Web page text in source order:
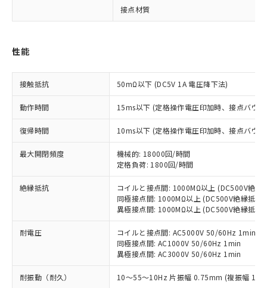
接点材質
性能
接触抵抗 50mΩ以下 (DC5V 1A 電圧降下法)
動作時間 15ms以下 (定格操作電圧印加時、接点バウ
復帰時間 10ms以下 (定格操作電圧印加時、接点バウ
最大開閉頻度
機械的: 18000回/時間
定格負荷: 1800回/時間
絶縁抵抗
コイルと接点間: 1000MΩ以上 (DC500V絶縁
同極接点間: 1000MΩ以上 (DC500V絶縁抵抗
異極接点間: 1000MΩ以上 (DC500V絶縁抵抗
耐電圧
コイルと接点間: AC5000V 50/60Hz 1min
同極接点間: AC1000V 50/60Hz 1min
異極接点間: AC3000V 50/60Hz 1min
耐振動（耐久） 10～55～10Hz 片振幅 0.75mm (複振幅
ご利用条件
以下の条件をお読みいただき、同意のうえ
本サービスは、当社制御機器事業取扱
商品の当社在庫状況および標準価格
(税抜)を提供させていただくもので
当社制御機器事業取扱商品の中には、
本サービスの対象外となる商品もある
ことをご了承ください。
在庫状況および標準価格照会結果は、
記載している更新日時点での社内デー
非含有に対応した製品が提供可能な商品で
す。
対応予定：EU RoHS指令（10物質）の非含
有に対応した製品に切り替える予定のある
商品です。
対応予定なし：EU RoHS指令（10物質）の
非含有に非対応の商品で、対応品を出す予
定はありません。
調査・確認中：EU RoHS指令（10物質）の
非含有の対応状況を調査中または確認中の
非該当品：ライセンス料など無形物で、有
害物質有無と関係のない商品です。
仕入先様の事情により、非含有部品として
いたものが、含有品と判明した場合などや
むを得ず変更することがあります。
※1 中国RoHS○×表
「○」：最大均質材料含有率が中国RoHSの
基準値以下であることを示します。
「×」：最大均質材料含有率が中国RoHSの
基準値を超えていることを示します。
「－」：未確認です。当社販売部門へお問
い合わせください。
当社は、これら貴社製品のうち、外国
為替および外国貿易法に定める商品
（以下｢規制貨物等」という）を輸出